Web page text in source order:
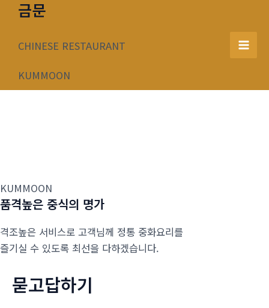
너
금문
CHINESE RESTAURANT
KUMMOON
Main
KUMMOON
품격높은 중식의 명가
격조높은 서비스로 고객님께 정통 중화요리를
즐기실 수 있도록 최선을 다하겠습니다.
묻고답하기